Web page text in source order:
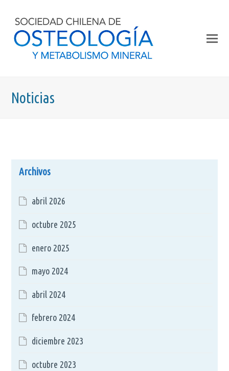
Noticias
Archivos
abril 2026
octubre 2025
enero 2025
mayo 2024
abril 2024
febrero 2024
diciembre 2023
octubre 2023